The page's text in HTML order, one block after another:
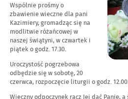
Wspólnie prośmy o
zbawienie wieczne dla pani
Kazimiery, gromadząc się na
modlitwie różańcowej w
naszej świątyni, w czwartek i
piątek o godz. 17.30.
Uroczystość pogrzebowa
odbędzie się w sobotę, 20
czerwca, rozpoczęcie liturgii o godz.
Wieczny odpoczynek racz Jej dać Panie,